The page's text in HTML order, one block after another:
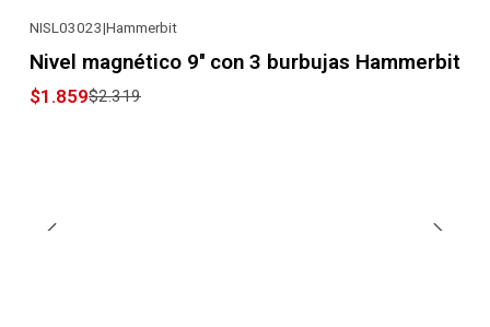
NISL03023|Hammerbit
Nivel magnético 9'' con 3 burbujas Hammerbit
$1.859$2.319